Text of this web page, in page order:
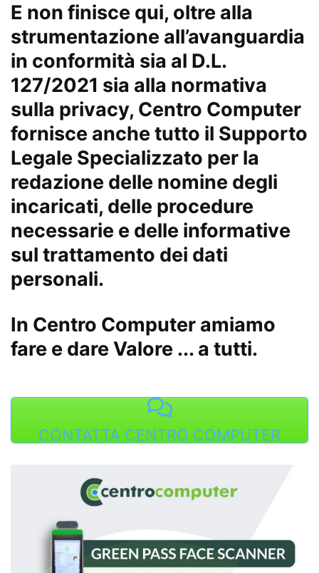
E non finisce qui, oltre alla
strumentazione all’avanguardia
in conformità sia al D.L.
127/2021 sia alla normativa
sulla privacy, Centro Computer
fornisce anche tutto il Supporto
Legale Specializzato per la
redazione delle nomine degli
incaricati, delle procedure
necessarie e delle informative
sul trattamento dei dati
personali.
In Centro Computer amiamo
fare e dare Valore ... a tutti.
CONTATTA CENTRO COMPUTER